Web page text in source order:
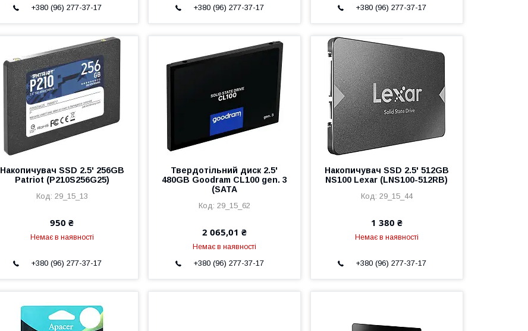
+380 (96) 277-37-17 +380 (96) 277-37-17 +380 (96) 277-37-17
Накопичувач SSD 2.5' 256GB
Patriot (P210S256G25)
29_15_13
950 ₴
Немає в наявності
+380 (96) 277-37-17
Твердотільний диск 2.5'
480GB Goodram CL100 gen. 3
(SATA
29_15_62
2 065,01 ₴
Немає в наявності
+380 (96) 277-37-17
Накопичувач SSD 2.5' 512GB
NS100 Lexar (LNS100-512RB)
29_15_44
1 380 ₴
Немає в наявності
+380 (96) 277-37-17